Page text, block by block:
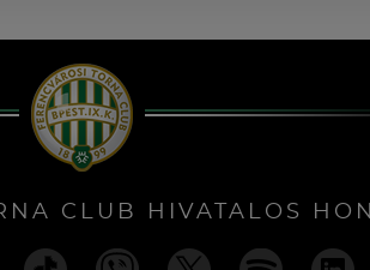
CLUB HIVATALOS